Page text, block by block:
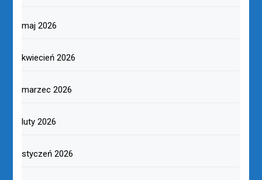
maj 2026
kwiecień 2026
marzec 2026
luty 2026
styczeń 2026